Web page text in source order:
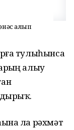
алып
тулыһынса
алыу
ла рәхмәт